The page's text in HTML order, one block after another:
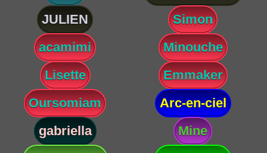
JULIEN
Simon
acamimi
Minouche
Lisette
Emmaker
Oursomiam
Arc-en-ciel
gabriella
Mine